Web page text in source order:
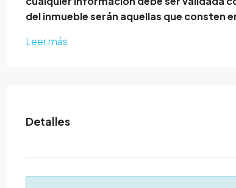
del inmueble serán aquellas que consten
Leer más
Detalles